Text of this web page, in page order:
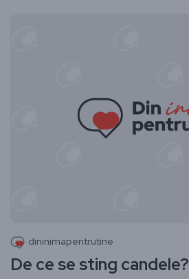
dininimapentrutine
De ce se sting candele?